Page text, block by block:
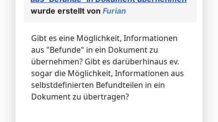
wurde erstellt von Furian
Gibt es eine Möglichkeit, Informationen
aus "Befunde" in ein Dokument zu
übernehmen? Gibt es darüberhinaus ev.
sogar die Möglichkeit, Informationen aus
selbstdefinierten Befundteilen in ein
Dokument zu übertragen?